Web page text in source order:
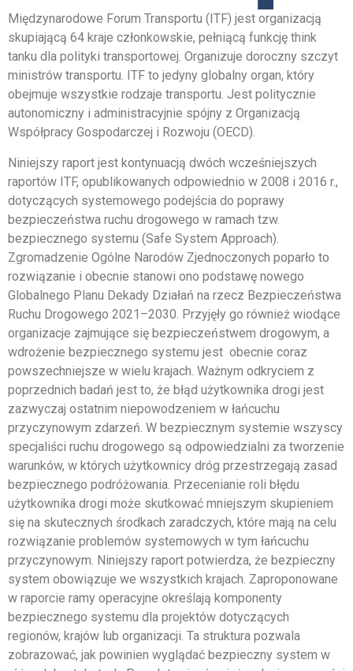
Międzynarodowe Forum Transportu (ITF) jest organizacją
skupiającą 64 kraje członkowskie, pełniącą funkcję think
tanku dla polityki transportowej. Organizuje doroczny szczyt
ministrów transportu. ITF to jedyny globalny organ, który
obejmuje wszystkie rodzaje transportu. Jest politycznie
autonomiczny i administracyjnie spójny z Organizacją
Współpracy Gospodarczej i Rozwoju (OECD).
Niniejszy raport jest kontynuacją dwóch wcześniejszych
raportów ITF, opublikowanych odpowiednio w 2008 i 2016 r.,
dotyczących systemowego podejścia do poprawy
bezpieczeństwa ruchu drogowego w ramach tzw.
bezpiecznego systemu (Safe System Approach).
Zgromadzenie Ogólne Narodów Zjednoczonych poparło to
rozwiązanie i obecnie stanowi ono podstawę nowego
Globalnego Planu Dekady Działań na rzecz Bezpieczeństwa
Ruchu Drogowego 2021–2030. Przyjęły go również wiodące
organizacje zajmujące się bezpieczeństwem drogowym, a
wdrożenie bezpiecznego systemu jest obecnie coraz
powszechniejsze w wielu krajach. Ważnym odkryciem z
poprzednich badań jest to, że błąd użytkownika drogi jest
zazwyczaj ostatnim niepowodzeniem w łańcuchu
przyczynowym zdarzeń. W bezpiecznym systemie wszyscy
specjaliści ruchu drogowego są odpowiedzialni za tworzenie
warunków, w których użytkownicy dróg przestrzegają zasad
bezpiecznego podróżowania. Przecenianie roli błędu
użytkownika drogi może skutkować mniejszym skupieniem
się na skutecznych środkach zaradczych, które mają na celu
rozwiązanie problemów systemowych w tym łańcuchu
przyczynowym. Niniejszy raport potwierdza, że bezpieczny
system obowiązuje we wszystkich krajach. Zaproponowane
w raporcie ramy operacyjne określają komponenty
bezpiecznego systemu dla projektów dotyczących
regionów, krajów lub organizacji. Ta struktura pozwala
zobrazować, jak powinien wyglądać bezpieczny system w